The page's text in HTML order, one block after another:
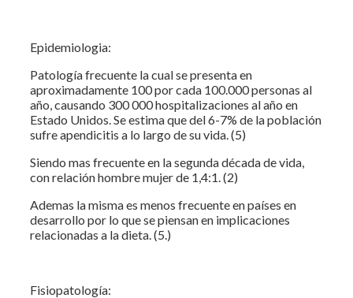
Epidemiologia:
Patología frecuente la cual se presenta en
aproximadamente 100 por cada 100.000 personas al
año, causando 300 000 hospitalizaciones al año en
Estado Unidos. Se estima que del 6-7% de la población
sufre apendicitis a lo largo de su vida. (5)
Siendo mas frecuente en la segunda década de vida,
con relación hombre mujer de 1,4:1. (2)
Ademas la misma es menos frecuente en países en
desarrollo por lo que se piensan en implicaciones
relacionadas a la dieta. (5.)
Fisiopatología: